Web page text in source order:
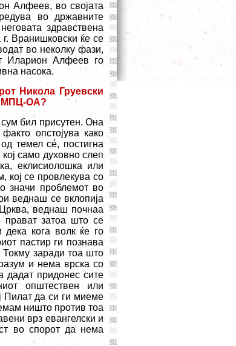
Алфеев, во својата
во државните
здравствена
Вранишковски ќе се
во неколку фази,
Иларион Алфеев го
насока.
Никола Груевски
МПЦ-ОА?
бил присутен. Она
опстојува како
темел сé, постигна
само духовно слеп
еклисиолошка или
кој се провлекува со
значи проблемот во
веднаш се вклопија
веднаш почнаа
затоа што се
кога волк ќе го
пастир ги познава
Токму заради тоа што
и нема врска со
придонес сите
општествен или
Пилат да си ги миеме
ништо против тоа
врз евангелски и
во спорот да нема